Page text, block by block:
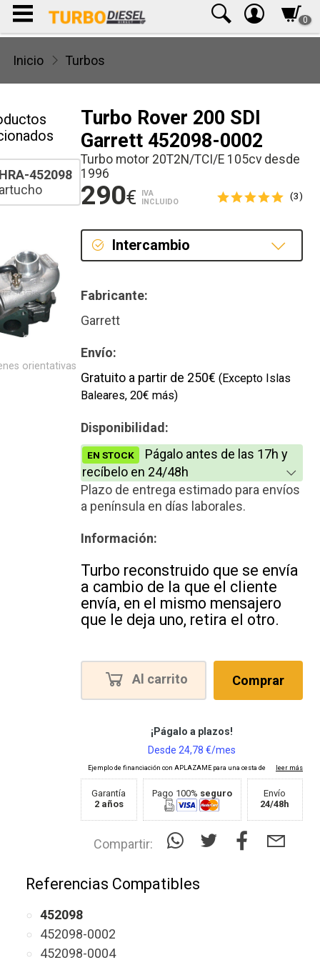
0
Inicio Turbos
Turbo Rover 200 SDI
Garrett 452098-0002
Turbo motor 20T2N/TCI/E 105cv desde
1996
290€
IVA
INCLUIDO
(3)
Intercambio
Reconstrucción
Fabricante:
Garrett
Envío:
Gratuito a partir de 250€ (Excepto Islas
Baleares, 20€ más)
Disponibilidad:
EN STOCK
Págalo antes de las 17h y
recíbelo en 24/48h
Plazo de entrega estimado para envíos
a península en días laborales.
Información:
Turbo reconstruido que se envía
a cambio de la que el cliente
envía, en el mismo mensajero
que le deja uno, retira el otro.
Al carrito Comprar
Garantía
2 años
Pago 100% seguro
Envío
24/48h
Compartir:
orientativas
452098
Referencias Compatibles
452098
452098-0002
452098-0004